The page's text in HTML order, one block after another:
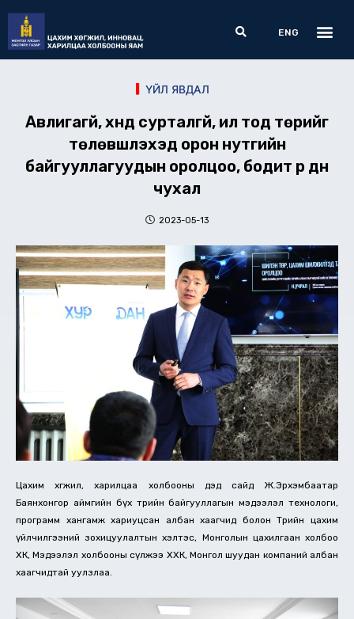
content
Search
ENG
ҮЙЛ ЯВДАЛ
Авлигагүй, хүнд сурталгүй, ил тод төрийг
төлөвшүүлэхэд орон нутгийн
байгууллагуудын оролцоо, бодит үр дүн
чухал
2023-05-13
Цахим хөгжил, харилцаа холбооны дэд сайд Ж.Эрхэмбаатар
Баянхонгор аймгийн бүх төрийн байгууллагын мэдээлэл технологи,
программ хангамж хариуцсан албан хаагчид болон Төрийн цахим
үйлчилгээний зохицуулалтын хэлтэс, Монголын цахилгаан холбоо
ХК, Мэдээлэл холбооны сүлжээ ХХК, Монгол шуудан компаний албан
хаагчидтай уулзлаа.